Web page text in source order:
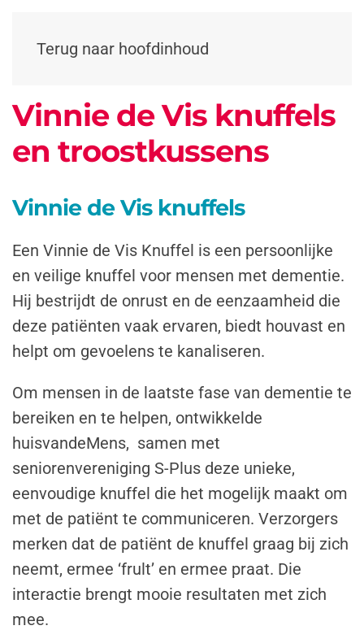
Terug naar hoofdinhoud
Vinnie de Vis knuffels
en troostkussens
Vinnie de Vis knuffels
Een Vinnie de Vis Knuffel is een persoonlijke
en veilige knuffel voor mensen met dementie.
Hij bestrijdt de onrust en de eenzaamheid die
deze patiënten vaak ervaren, biedt houvast en
helpt om gevoelens te kanaliseren.
Om mensen in de laatste fase van dementie te
bereiken en te helpen, ontwikkelde
huisvandeMens, samen met
seniorenvereniging S-Plus deze unieke,
eenvoudige knuffel die het mogelijk maakt om
met de patiënt te communiceren. Verzorgers
merken dat de patiënt de knuffel graag bij zich
neemt, ermee ‘frult’ en ermee praat. Die
interactie brengt mooie resultaten met zich
mee.